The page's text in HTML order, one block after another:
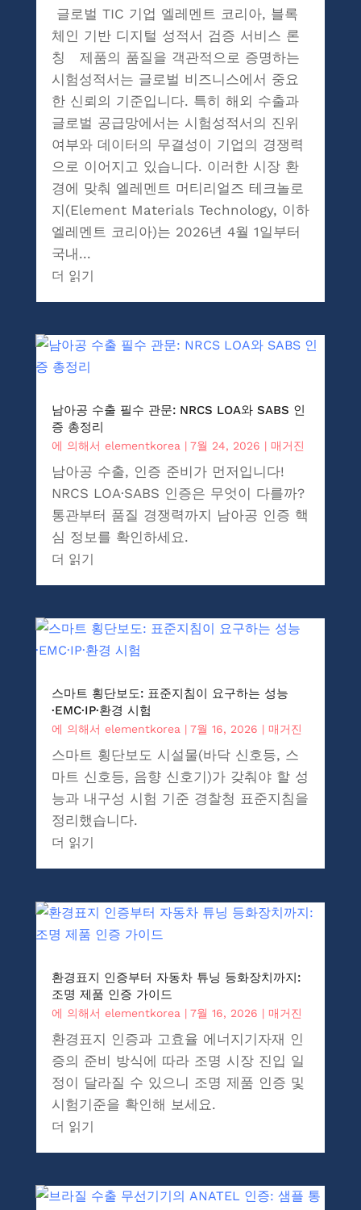
글로벌 TIC 기업 엘레멘트 코리아, 블록
체인 기반 디지털 성적서 검증 서비스 론
칭 제품의 품질을 객관적으로 증명하는
시험성적서는 글로벌 비즈니스에서 중요
한 신뢰의 기준입니다. 특히 해외 수출과
글로벌 공급망에서는 시험성적서의 진위
여부와 데이터의 무결성이 기업의 경쟁력
으로 이어지고 있습니다. 이러한 시장 환
경에 맞춰 엘레멘트 머티리얼즈 테크놀로
지(Element Materials Technology, 이하
엘레멘트 코리아)는 2026년 4월 1일부터
국내...
더 읽기
남아공 수출 필수 관문: NRCS LOA와 SABS 인
증 총정리
에 의해서 elementkorea| 7월 24, 2026 | 매거진
남아공 수출, 인증 준비가 먼저입니다!
NRCS LOA·SABS 인증은 무엇이 다를까?
통관부터 품질 경쟁력까지 남아공 인증 핵
심 정보를 확인하세요.
더 읽기
스마트 횡단보도: 표준지침이 요구하는 성능
·EMC·IP·환경 시험
에 의해서 elementkorea| 7월 16, 2026 | 매거진
스마트 횡단보도 시설물(바닥 신호등, 스
마트 신호등, 음향 신호기)가 갖춰야 할 성
능과 내구성 시험 기준 경찰청 표준지침을
정리했습니다.
더 읽기
환경표지 인증부터 자동차 튜닝 등화장치까지:
조명 제품 인증 가이드
에 의해서 elementkorea | 7월 16, 2026 | 매거진
환경표지 인증과 고효율 에너지기자재 인
증의 준비 방식에 따라 조명 시장 진입 일
정이 달라질 수 있으니 조명 제품 인증 및
시험기준을 확인해 보세요.
더 읽기